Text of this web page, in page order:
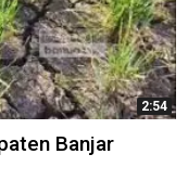
2:54
Banjar